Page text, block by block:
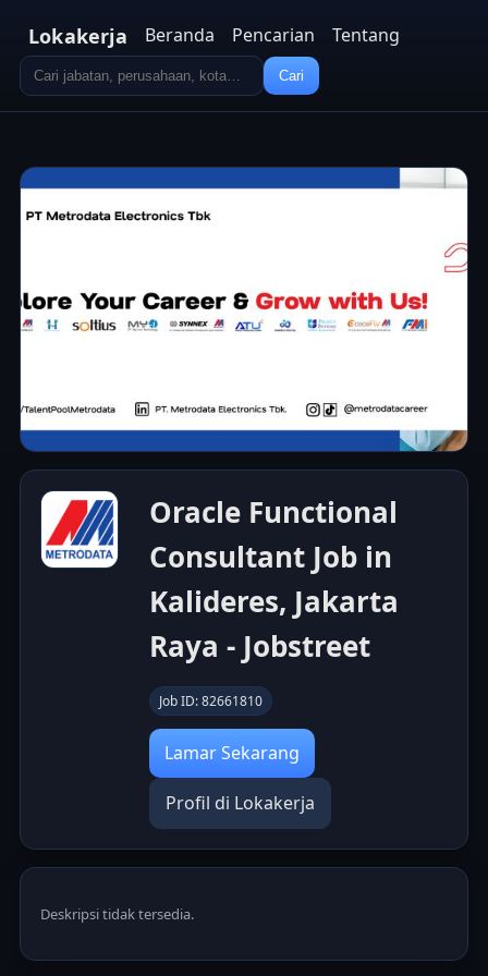
Lokakerja Beranda Pencarian Tentang
Cari
Oracle Functional
Consultant Job in
Kalideres, Jakarta
Raya - Jobstreet
Job ID: 82661810
Lamar Sekarang
Profil di Lokakerja
Deskripsi tidak tersedia.